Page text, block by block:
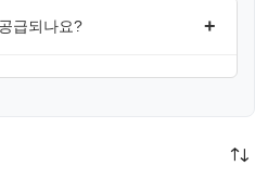
급되나요? +